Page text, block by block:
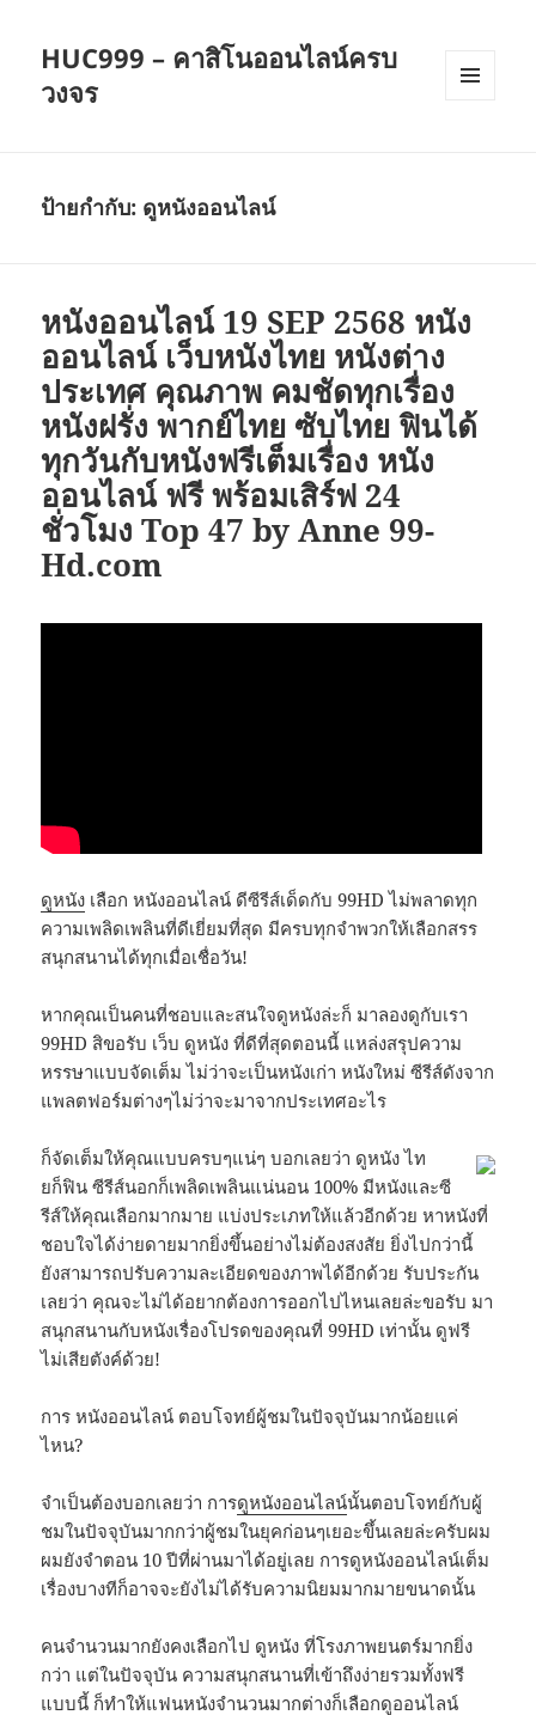
HUC999 – คาสิโนออนไลน์ครบ
วงจร
ป้ายกำกับ: ดูหนังออนไลน์
หนังออนไลน์ 19 SEP 2568 หนัง
ออนไลน์ เว็บหนังไทย หนังต่าง
ประเทศ คุณภาพ คมชัดทุกเรื่อง
หนังฝรั่ง พากย์ไทย ซับไทย ฟินได้
ทุกวันกับหนังฟรีเต็มเรื่อง หนัง
ออนไลน์ ฟรี พร้อมเสิร์ฟ 24
ชั่วโมง Top 47 by Anne 99-
Hd.com
ดูหนัง เลือก หนังออนไลน์ ดีซีรีส์เด็ดกับ 99HD ไม่พลาดทุก
ความเพลิดเพลินที่ดีเยี่ยมที่สุด มีครบทุกจำพวกให้เลือกสรร
สนุกสนานได้ทุกเมื่อเชื่อวัน!
หากคุณเป็นคนที่ชอบและสนใจดูหนังล่ะก็ มาลองดูกับเรา
99HD สิขอรับ เว็บ ดูหนัง ที่ดีที่สุดตอนนี้ แหล่งสรุปความ
หรรษาแบบจัดเต็ม ไม่ว่าจะเป็นหนังเก่า หนังใหม่ ซีรีส์ดังจาก
แพลตฟอร์มต่างๆไม่ว่าจะมาจากประเทศอะไร
ก็จัดเต็มให้คุณแบบครบๆแน่ๆ บอกเลยว่า ดูหนัง ไท
ยก็ฟิน ซีรีส์นอกก็เพลิดเพลินแน่นอน 100% มีหนังและซี
รีส์ให้คุณเลือกมากมาย แบ่งประเภทให้แล้วอีกด้วย หาหนังที่
ชอบใจได้ง่ายดายมากยิ่งขึ้นอย่างไม่ต้องสงสัย ยิ่งไปกว่านี้
ยังสามารถปรับความละเอียดของภาพได้อีกด้วย รับประกัน
เลยว่า คุณจะไม่ได้อยากต้องการออกไปไหนเลยล่ะขอรับ มา
สนุกสนานกับหนังเรื่องโปรดของคุณที่ 99HD เท่านั้น ดูฟรี
ไม่เสียตังค์ด้วย!
การ หนังออนไลน์ ตอบโจทย์ผู้ชมในปัจจุบันมากน้อยแค่
ไหน?
จำเป็นต้องบอกเลยว่า การดูหนังออนไลน์นั้นตอบโจทย์กับผู้
ชมในปัจจุบันมากกว่าผู้ชมในยุคก่อนๆเยอะขึ้นเลยล่ะครับผม
ผมยังจำตอน 10 ปีที่ผ่านมาได้อยู่เลย การดูหนังออนไลน์เต็ม
เรื่องบางทีก็อาจจะยังไม่ได้รับความนิยมมากมายขนาดนั้น
คนจำนวนมากยังคงเลือกไป ดูหนัง ที่โรงภาพยนตร์มากยิ่ง
กว่า แต่ในปัจจุบัน ความสนุกสนานที่เข้าถึงง่ายรวมทั้งฟรี
แบบนี้ ก็ทำให้แฟนหนังจำนวนมากต่างก็เลือกดูออนไลน์